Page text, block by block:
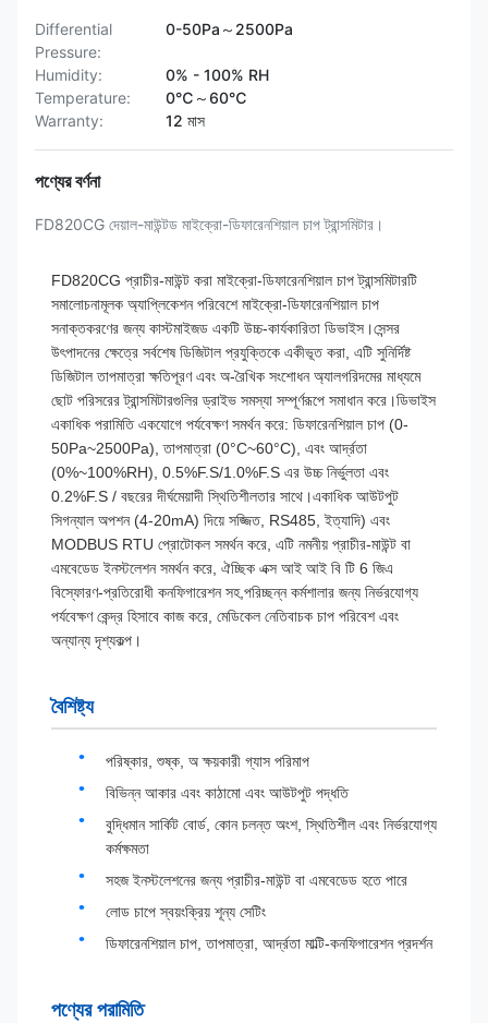
Differential
Pressure:
0-50Pa～2500Pa
Humidity:
0% - 100% RH
Temperature:
0℃～60℃
Warranty:
12 মাস
পণ্যের বর্ণনা
FD820CG দেয়াল-মাউন্টড মাইক্রো-ডিফারেনশিয়াল চাপ ট্রান্সমিটার।
FD820CG প্রাচীর-মাউন্ট করা মাইক্রো-ডিফারেনশিয়াল চাপ ট্রান্সমিটারটি
সমালোচনামূলক অ্যাপ্লিকেশন পরিবেশে মাইক্রো-ডিফারেনশিয়াল চাপ
সনাক্তকরণের জন্য কাস্টমাইজড একটি উচ্চ-কার্যকারিতা ডিভাইস।সেন্সর
উৎপাদনের ক্ষেত্রে সর্বশেষ ডিজিটাল প্রযুক্তিকে একীভূত করা, এটি সুনির্দিষ্ট
ডিজিটাল তাপমাত্রা ক্ষতিপূরণ এবং অ-রৈখিক সংশোধন অ্যালগরিদমের মাধ্যমে
ছোট পরিসরের ট্রান্সমিটারগুলির ড্রাইভ সমস্যা সম্পূর্ণরূপে সমাধান করে।ডিভাইস
একাধিক পরামিতি একযোগে পর্যবেক্ষণ সমর্থন করে: ডিফারেনশিয়াল চাপ (0-
50Pa~2500Pa), তাপমাত্রা (0°C~60°C), এবং আর্দ্রতা
(0%~100%RH), 0.5%F.S/1.0%F.S এর উচ্চ নির্ভুলতা এবং
0.2%F.S / বছরের দীর্ঘমেয়াদী স্থিতিশীলতার সাথে।একাধিক আউটপুট
সিগন্যাল অপশন (4-20mA) দিয়ে সজ্জিত, RS485, ইত্যাদি) এবং
MODBUS RTU প্রোটোকল সমর্থন করে, এটি নমনীয় প্রাচীর-মাউন্ট বা
এমবেডেড ইনস্টলেশন সমর্থন করে, ঐচ্ছিক এক্স আই আই বি টি 6 জিএ
বিস্ফোরণ-প্রতিরোধী কনফিগারেশন সহ,পরিচ্ছন্ন কর্মশালার জন্য নির্ভরযোগ্য
পর্যবেক্ষণ কেন্দ্র হিসাবে কাজ করে, মেডিকেল নেতিবাচক চাপ পরিবেশ এবং
অন্যান্য দৃশ্যকল্প।
বৈশিষ্ট্য
পরিষ্কার, শুষ্ক, অ ক্ষয়কারী গ্যাস পরিমাপ
বিভিন্ন আকার এবং কাঠামো এবং আউটপুট পদ্ধতি
বুদ্ধিমান সার্কিট বোর্ড, কোন চলন্ত অংশ, স্থিতিশীল এবং নির্ভরযোগ্য
কর্মক্ষমতা
সহজ ইনস্টলেশনের জন্য প্রাচীর-মাউন্ট বা এমবেডেড হতে পারে
লোড চাপে স্বয়ংক্রিয় শূন্য সেটিং
ডিফারেনশিয়াল চাপ, তাপমাত্রা, আর্দ্রতা মাল্টি-কনফিগারেশন প্রদর্শন
পণ্যের পরামিতি